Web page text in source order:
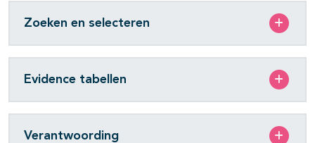
Zoeken en selecteren
Evidence tabellen
Verantwoording